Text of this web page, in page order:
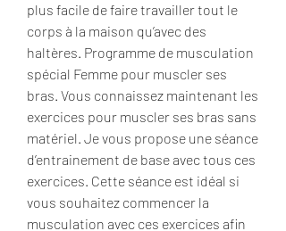
plus facile de faire travailler tout le
corps à la maison qu’avec des
haltères. Programme de musculation
spécial Femme pour muscler ses
bras. Vous connaissez maintenant les
exercices pour muscler ses bras sans
matériel. Je vous propose une séance
d’entrainement de base avec tous ces
exercices. Cette séance est idéal si
vous souhaitez commencer la
musculation avec ces exercices afin